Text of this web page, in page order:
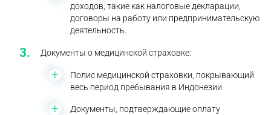
доходов, такие как налоговые декларации,
договоры на работу или предпринимательскую
деятельность.
Документы о медицинской страховке:
Полис медицинской страховки, покрывающий
весь период пребывания в Индонезии.
Документы, подтверждающие оплату